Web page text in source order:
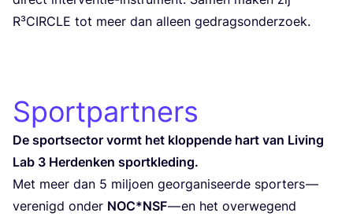
R³CIR­CLE tot meer dan alleen gedragsonderzoek.
Sportpartners
De spor­tsec­tor vormt het klop­pen­de hart van Living
Lab 3 Her­den­ken sportkleding.
Met meer dan 5 mil­joen geor­ga­ni­seer­de spor­ters —
vere­nigd onder NOC*NSF— en het over­we­gend